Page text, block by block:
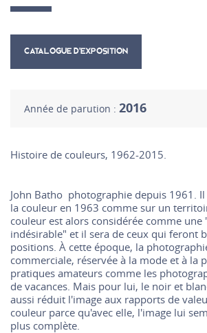
CATALOGUE D’EXPOSITION
Année de parution : 2016
Histoire de couleurs, 1962-2015.
John Batho photographie depuis 1961. Il
la couleur en 1963 comme sur un
couleur est alors considérée comme une
indésirable" et il sera de ceux qui feront
positions. À cette époque, la
commerciale, réservée à la mode et à la
pratiques amateurs comme les
de vacances. Mais pour lui, le noir et
aussi réduit l'image aux rapports de
couleur parce qu'avec elle, l'image lui
plus complète.